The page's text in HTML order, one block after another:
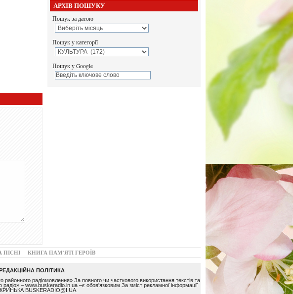
АРХІВ ПОШУКУ
Пошук за датою
Пошук у категорії
Пошук у Google
ПІСНІ КНИГА ПАМ’ЯТІ ГЕРОЇВ
ПОЛІТИКА
радіомовлення» За повного чи часткового використання текстів та
– www.buskeradio.in.ua –є обов'язковим За зміст рекламної інформації
BUSKERADIO@I.UA.